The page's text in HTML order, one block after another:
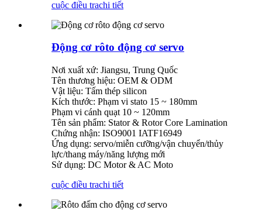
cuộc điều trachi tiết
Động cơ rôto động cơ servo
Nơi xuất xứ: Jiangsu, Trung Quốc
Tên thương hiệu: OEM & ODM
Vật liệu: Tấm thép silicon
Kích thước: Phạm vi stato 15 ~ 180mm
Phạm vi cánh quạt 10 ~ 120mm
Tên sản phẩm: Stator & Rotor Core Lamination
Chứng nhận: ISO9001 IATF16949
Ứng dụng: servo/miễn cưỡng/vận chuyển/thủy
lực/thang máy/năng lượng mới
Sử dụng: DC Motor & AC Moto
cuộc điều trachi tiết